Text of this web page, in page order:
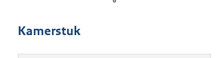
Kamerstuk